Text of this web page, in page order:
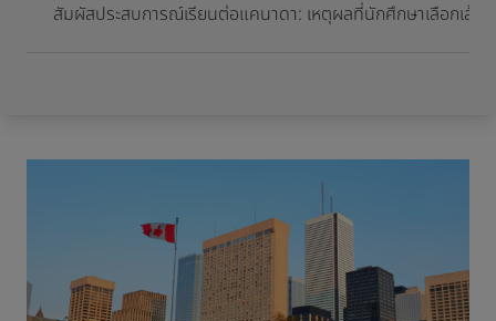
สัมผัสประสบการณ์เรียนต่อแคนาดา: เหตุผลที่นักศึกษาเลือกเส้